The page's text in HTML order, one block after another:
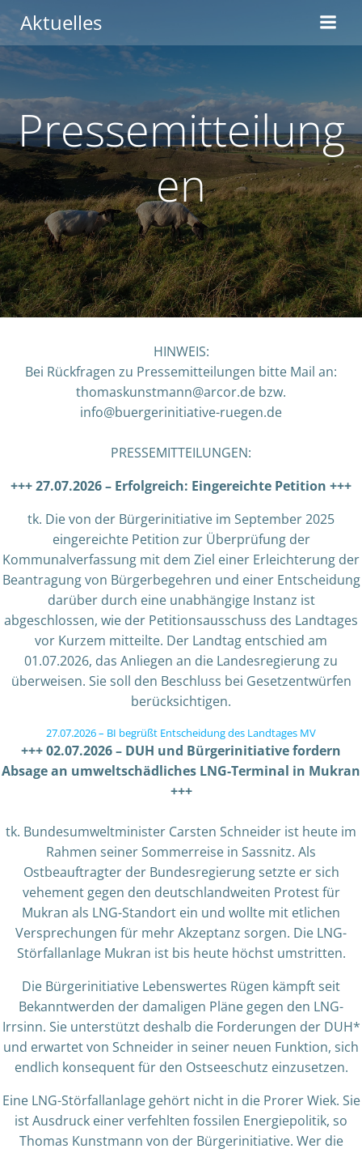
springen
Aktuelles
Pressemitteilung
en
HINWEIS:
Bei Rückfragen zu Pressemitteilungen bitte Mail an:
thomaskunstmann@arcor.de bzw.
info@buergerinitiative-ruegen.de
PRESSEMITTEILUNGEN:
+++ 27.07.2026 – Erfolgreich: Eingereichte Petition +++
tk. Die von der Bürgerinitiative im September 2025
eingereichte Petition zur Überprüfung der
Kommunalverfassung mit dem Ziel einer Erleichterung der
Beantragung von Bürgerbegehren und einer Entscheidung
darüber durch eine unabhängige Instanz ist
abgeschlossen, wie der Petitionsausschuss des Landtages
vor Kurzem mitteilte. Der Landtag entschied am
01.07.2026, das Anliegen an die Landesregierung zu
überweisen. Sie soll den Beschluss bei Gesetzentwürfen
berücksichtigen.
27.07.2026 – BI begrüßt Entscheidung des Landtages MV
+++ 02.07.2026 – DUH und Bürgerinitiative fordern
Absage an umweltschädliches LNG-Terminal in Mukran
+++
tk. Bundesumweltminister Carsten Schneider ist heute im
Rahmen seiner Sommerreise in Sassnitz. Als
Ostbeauftragter der Bundesregierung setzte er sich
vehement gegen den deutschlandweiten Protest für
Mukran als LNG-Standort ein und wollte mit etlichen
Versprechungen für mehr Akzeptanz sorgen. Die LNG-
Störfallanlage Mukran ist bis heute höchst umstritten.
Die Bürgerinitiative Lebenswertes Rügen kämpft seit
Bekanntwerden der damaligen Pläne gegen den LNG-
Irrsinn. Sie unterstützt deshalb die Forderungen der DUH*
und erwartet von Schneider in seiner neuen Funktion, sich
endlich konsequent für den Ostseeschutz einzusetzen.
Eine LNG-Störfallanlage gehört nicht in die Prorer Wiek. Sie
ist Ausdruck einer verfehlten fossilen Energiepolitik, so
Thomas Kunstmann von der Bürgerinitiative. Wer die